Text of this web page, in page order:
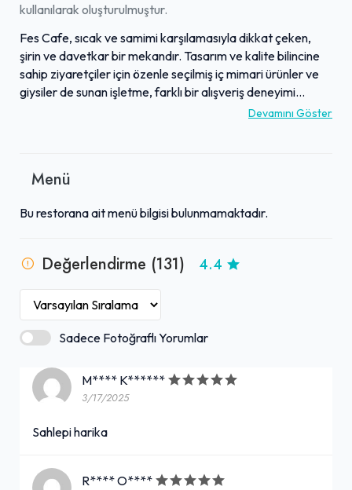
kullanılarak oluşturulmuştur.
Fes Cafe, sıcak ve samimi karşılamasıyla dikkat çeken,
şirin ve davetkar bir mekandır. Tasarım ve kalite bilincine
sahip ziyaretçiler için özenle seçilmiş iç mimari ürünler ve
giysiler de sunan işletme, farklı bir alışveriş deneyimi
yaşatır. Menüsünde, İstanbul'un en iyileri arasında
kafe, modern Türk kimliğini semtin dokusuyla
Cafe, yerel ve uluslararası misafirler için eşsiz ve keyifli bir
Devamını Göster
Menü
Bu restorana ait menü bilgisi bulunmamaktadır.
Değerlendirme (131) 4.4
Sadece Fotoğraflı Yorumlar
M**** K******
3/17/2025
Sahlepi harika
R**** O****